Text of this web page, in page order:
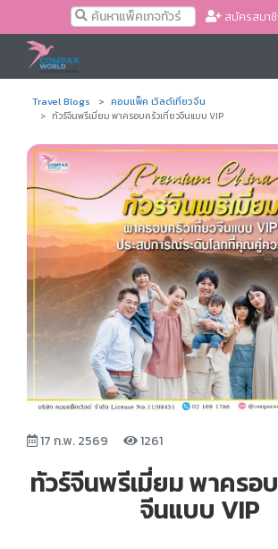
สมัครสมา
Travel Blogs คอมแพ็ค เวิลด์เที่ยวจีน
ทัวร์จีนพรีเมี่ยม พาครอบครัวเที่ยวจีนแบบ VIP
17 ก.พ. 2569 1261
ทัวร์จีนพรีเมี่ยม พาครอ
จีนแบบ VIP